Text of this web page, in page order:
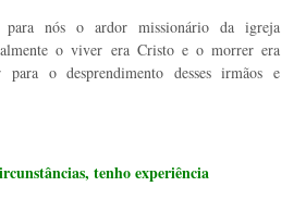
para nós o ardor missionário da igreja
o viver era Cristo e o morrer era
para o desprendimento desses irmãos e
tenho experiência